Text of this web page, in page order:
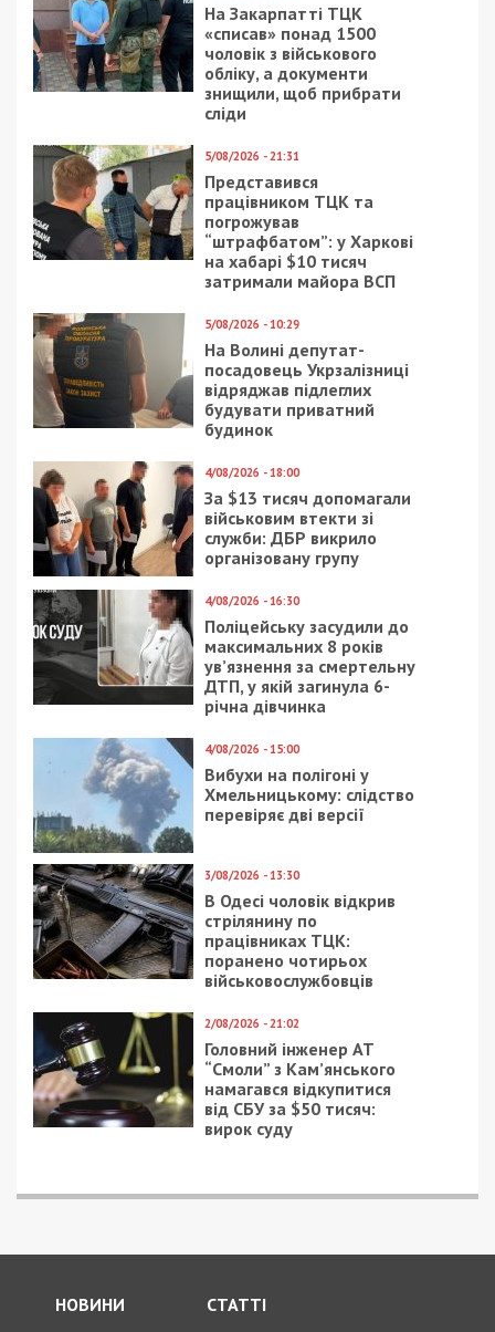
На Закарпатті ТЦК
«списав» понад 1500
чоловік з військового
обліку, а документи
знищили, щоб прибрати
сліди
5/08/2026 - 21:31
Представився
працівником ТЦК та
погрожував
“штрафбатом”: у Харкові
на хабарі $10 тисяч
затримали майора ВСП
5/08/2026 - 10:29
На Волині депутат-
посадовець Укрзалізниці
відряджав підлеглих
будувати приватний
будинок
4/08/2026 - 18:00
За $13 тисяч допомагали
військовим втекти зі
служби: ДБР викрило
організовану групу
4/08/2026 - 16:30
Поліцейську засудили до
максимальних 8 років
ув’язнення за смертельну
ДТП, у якій загинула 6-
річна дівчинка
4/08/2026 - 15:00
Вибухи на полігоні у
Хмельницькому: слідство
перевіряє дві версії
3/08/2026 - 13:30
В Одесі чоловік відкрив
стрілянину по
працівниках ТЦК:
поранено чотирьох
військовослужбовців
2/08/2026 - 21:02
Головний інженер АТ
“Смоли” з Кам’янського
намагався відкупитися
від СБУ за $50 тисяч:
вирок суду
НОВИНИ СТАТТІ